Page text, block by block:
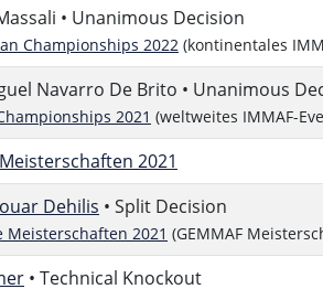
• Unanimous Decision
Championships 2022 (kontinentales
Navarro De Brito • Unanimous
2021 (weltweites IMMAF-
2021
Dehilis • Split Decision
Meisterschaften 2021 (GEMMAF
• Technical Knockout